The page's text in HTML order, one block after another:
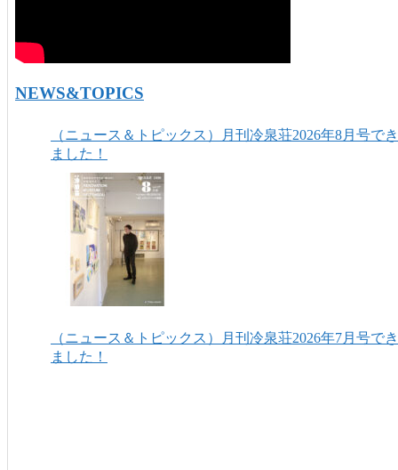
NEWS&TOPICS
（ニュース＆トピックス）月刊冷泉荘2026年8月号でき
ました！
（ニュース＆トピックス）月刊冷泉荘2026年7月号でき
ました！